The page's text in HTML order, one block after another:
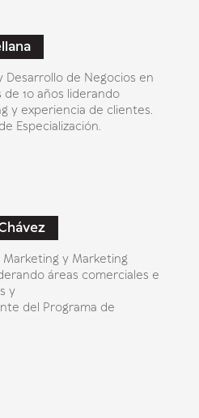
de Negocios en
de 10 años liderando
y experiencia de clientes.
Especialización.
y Marketing
áreas comerciales e
y
del Programa de